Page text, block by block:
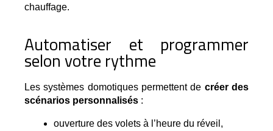
chauffage.
Automatiser et programmer
selon votre rythme
Les systèmes domotiques permettent de créer des
scénarios personnalisés :
ouverture des volets à l’heure du réveil,